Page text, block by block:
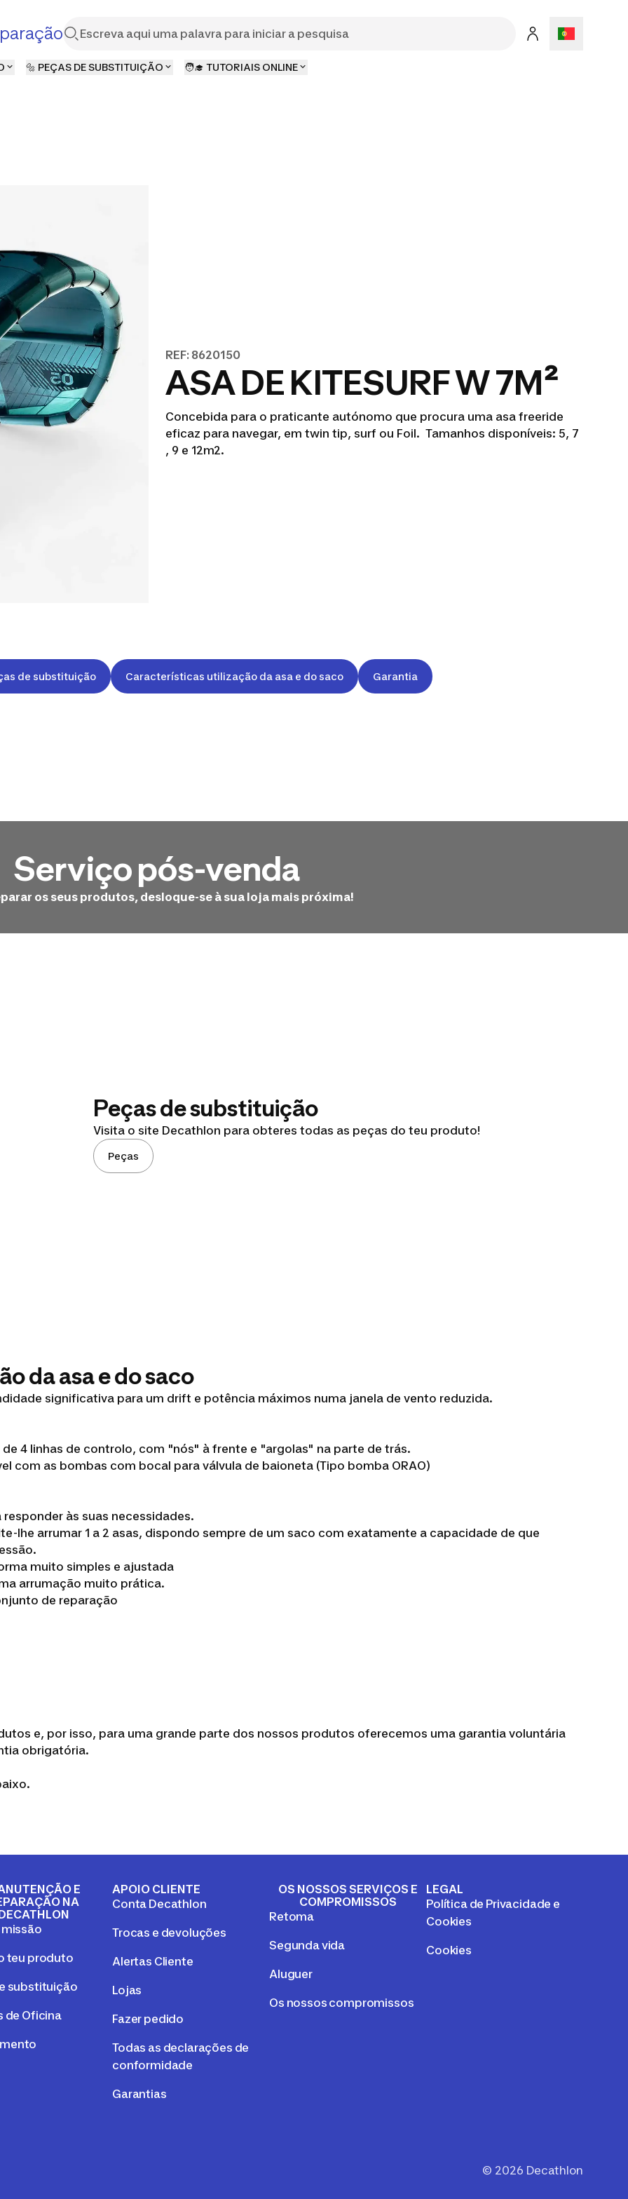
🔩 PEÇAS DE SUBSTITUIÇÃO 🧑‍🎓 TUTORIAIS ONLINE
REF: 8620150
ASA DE KITESURF W 7M²
Concebida para o praticante autónomo que procura uma asa freeride
eficaz para navegar, em twin tip, surf ou Foil. Tamanhos disponíveis: 5, 7
, 9 e 12m2.
de substituição Características utilização da asa e do saco Garantia
Serviço pós-venda
os seus produtos, desloque-se à sua loja mais próxima!
Peças de substituição
Visita o site Decathlon para obteres todas as peças do teu produto!
Peças
da asa e do saco
significativa para um drift e potência máximos numa janela de vento reduzida.
4 linhas de controlo, com "nós" à frente e "argolas" na parte de trás.
com as bombas com bocal para válvula de baioneta (Tipo bomba ORAO)
às suas necessidades.
lhe arrumar 1 a 2 asas, dispondo sempre de um saco com exatamente a capacidade de que
muito simples e ajustada
arrumação muito prática.
de reparação
e, por isso, para uma grande parte dos nossos produtos oferecemos uma garantia voluntária
obrigatória.
E
NA
teu produto
substituição
de Oficina
APOIO CLIENTE
Conta Decathlon
Trocas e devoluções
Alertas Cliente
Lojas
Fazer pedido
Todas as declarações de
conformidade
Garantias
OS NOSSOS SERVIÇOS E
COMPROMISSOS
Retoma
Segunda vida
Aluguer
Os nossos compromissos
LEGAL
Política de Privacidade e
Cookies
Cookies
© 2026 Decathlon